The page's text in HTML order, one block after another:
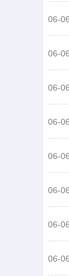
06-
06-
06-
06-
06-
06-
06-
06-